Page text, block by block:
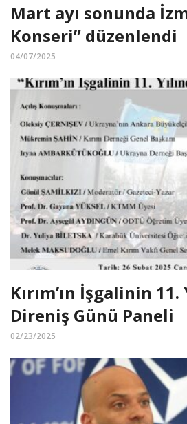
Mart ayı sonunda
Konseri” düzenlendi
04/07/2025
Kırım’ın İşgalinin 11.
Direniş Günü Paneli
02/23/2025